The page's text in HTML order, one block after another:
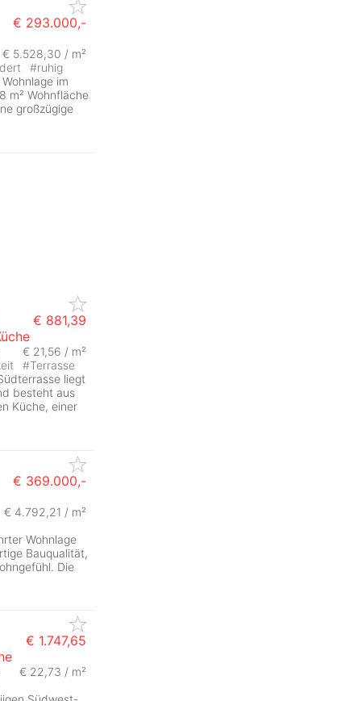
€ 293.000,-
€ 5.528,30 / m²
#ruhig
im
m² Wohnfläche
großzügige
€ 881,39
€ 21,56 / m²
#Terrasse
liegt
besteht aus
Küche, einer
€ 369.000,-
€ 4.792,21 / m²
Wohnlage
Bauqualität,
Die
€ 1.747,65
€ 22,73 / m²